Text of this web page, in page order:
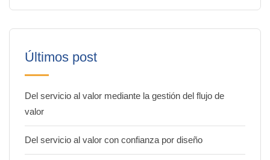
Últimos post
Del servicio al valor mediante la gestión del flujo de
valor
Del servicio al valor con confianza por diseño